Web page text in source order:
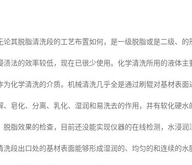
论其脱脂清洗段的工艺布置如何，是一级脱脂或是二级、
法的效率较低，现在已很少使用。化学清洗所用的液体
化学清洗的介质。机械清洗几乎全是通过刷辊对基材表
皂化、分离、乳化、湿润和易洗去的作用，并有软化硬
脂效果的检查，目前还没能实现仪器的在线检测，水浸
段出口处的基材表面能够形成湿润的、均匀的和连续的